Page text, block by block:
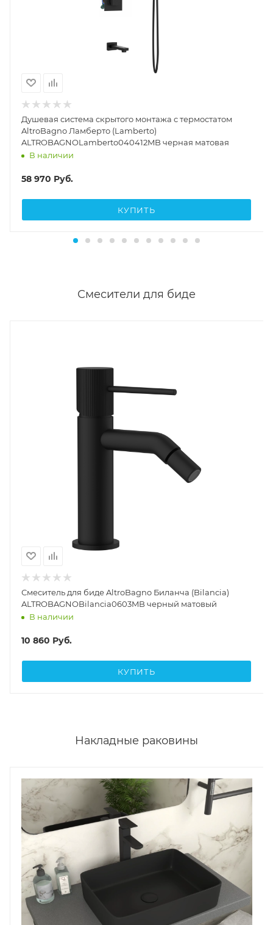
Душевая система скрытого монтажа с термостатом
AltroBagno Ламберто (Lamberto)
ALTROBAGNOLamberto040412MB черная матовая
В наличии
58 970 Руб.
КУПИТЬ
Смесители для биде
Смеситель для биде AltroBagno Биланча (Bilancia)
ALTROBAGNOBilancia0603MB черный матовый
В наличии
10 860 Руб.
КУПИТЬ
Накладные раковины